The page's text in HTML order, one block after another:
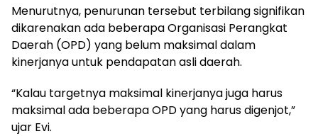
Menurutnya, penurunan tersebut terbilang signifikan
dikarenakan ada beberapa Organisasi Perangkat
Daerah (OPD) yang belum maksimal dalam
kinerjanya untuk pendapatan asli daerah.
“Kalau targetnya maksimal kinerjanya juga harus
maksimal ada beberapa OPD yang harus digenjot,”
ujar Evi.